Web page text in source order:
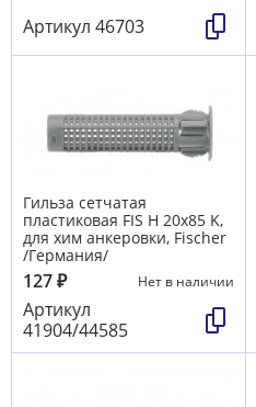
Артикул 46703
Гильза сетчатая
пластиковая FIS H 20х85 K,
для хим анкеровки, Fischer
/Германия/
127₽ Нет в наличии
Артикул
41904/44585